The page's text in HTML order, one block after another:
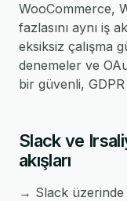
WooCommerce,
fazlasını aynı iş
eksiksiz çalışma
denemeler ve
bir güvenli,
Slack ve
akışları
→ Slack üzerinde